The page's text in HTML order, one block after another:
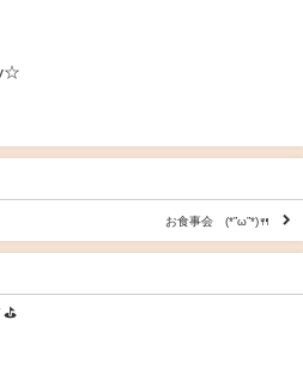
お食事会 (*”ω”*)🍴